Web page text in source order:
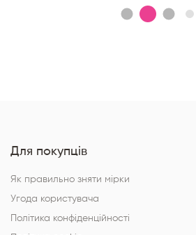
Для покупців
Як правильно зняти мірки
Угода користувача
Політика конфіденційності